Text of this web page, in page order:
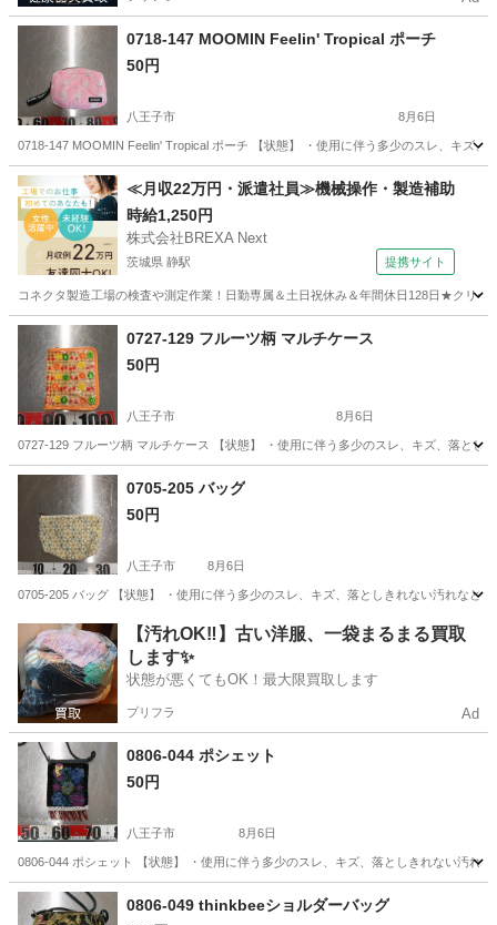
0718-147 MOOMIN Feelin' Tropical ポーチ
50円
八王子市 8月6日
0718-147 MOOMIN Feelin' Tropical ポーチ 【状態】 ・使用に伴う多少のスレ、キズ
東京 八王子市 バッグ MOOMIN
≪月収22万円・派遣社員≫機械操作・製造補助
時給1,250円
株式会社BREXA Next
茨城県 静駅 提携サイト
コネクタ製造工場の検査や測定作業！日勤専属＆土日祝休み＆年間休日128日★クリ
茨城 常陸大宮市0727-129 フルーツ柄 マルチケース
50円
八王子市 8月6日
0727-129 フルーツ柄 マルチケース 【状態】 ・使用に伴う多少のスレ、キズ、落と
東京 八王子市 フルーツ
0705-205 バッグ
50円
八王子市 8月6日
0705-205 バッグ 【状態】 ・使用に伴う多少のスレ、キズ、落としきれない汚れな
東京 八王子市 バッグ 現地
【汚れOK‼️】古い洋服、一袋まるまる買取
します✨
状態が悪くてもOK！最大限買取します
プリフラ Ad
0806-044 ポシェット
50円
八王子市 8月6日
0806-044 ポシェット 【状態】 ・使用に伴う多少のスレ、キズ、落としきれない汚
東京 八王子市 0806-049 thinkbeeショルダーバッグ